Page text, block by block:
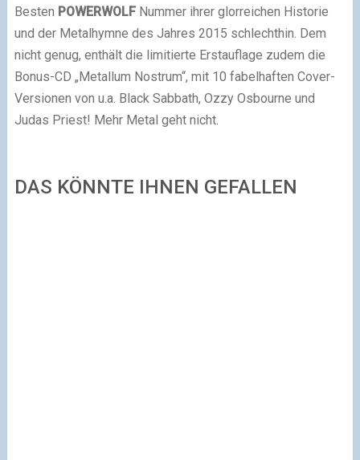
Besten POWERWOLF Nummer ihrer glorreichen Historie
und der Metalhymne des Jahres 2015 schlechthin. Dem
nicht genug, enthält die limitierte Erstauflage zudem die
Bonus-CD „Metallum Nostrum“, mit 10 fabelhaften Cover-
Versionen von u.a. Black Sabbath, Ozzy Osbourne und
Judas Priest! Mehr Metal geht nicht.
DAS KÖNNTE IHNEN GEFALLEN